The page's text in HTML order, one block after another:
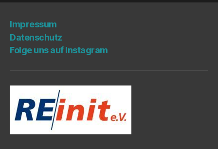
Impres­sum
Daten­schutz
Fol­ge uns auf Instagram